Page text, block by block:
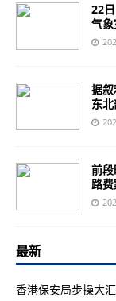
22
气
据
东
前
路
最新
香港保安局步操大